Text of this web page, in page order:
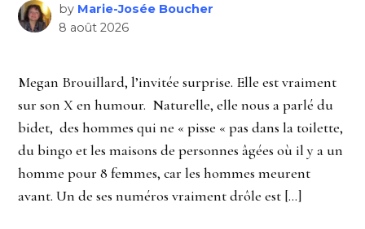
by Marie-Josée Boucher
8 août 2026
Megan Brouillard, l’invitée surprise. Elle est vraiment
sur son X en humour. Naturelle, elle nous a parlé du
bidet, des hommes qui ne « pisse « pas dans la toilette,
du bingo et les maisons de personnes âgées où il y a un
homme pour 8 femmes, car les hommes meurent
avant. Un de ses numéros vraiment drôle est […]